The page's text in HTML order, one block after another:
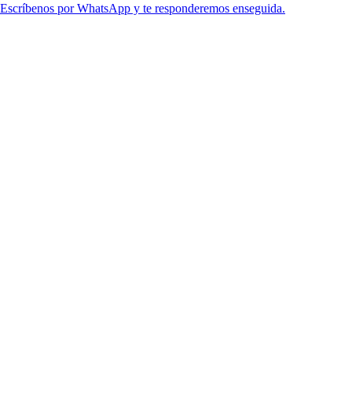
Escríbenos por WhatsApp y te responderemos enseguida.